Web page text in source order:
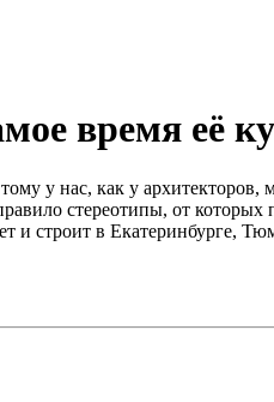
время её
нас, как у архитекторов,
стереотипы, от которых
и строит в Екатеринбурге,